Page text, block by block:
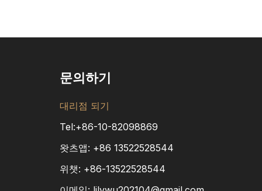
문의하기
대리점 되기
Tel:+86-10-82098869
왓츠앱: +86 13522528544
위챗: +86-13522528544